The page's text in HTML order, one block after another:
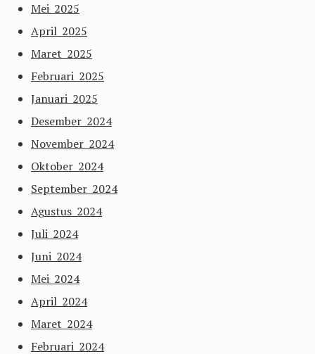
Mei 2025
April 2025
Maret 2025
Februari 2025
Januari 2025
Desember 2024
November 2024
Oktober 2024
September 2024
Agustus 2024
Juli 2024
Juni 2024
Mei 2024
April 2024
Maret 2024
Februari 2024